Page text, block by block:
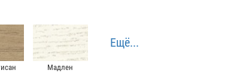
Мадлен
Ещё...